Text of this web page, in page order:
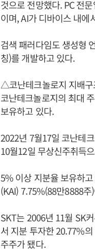
것으로 전망했다. PC 전
이며, AI가 디바이스 내에
검색 패러다임도 생성형
칭)를 개발하고 있다.
△코난테크놀로지 지배구
코난테크놀로지의 최대
보유하고 있다.
2022년 7월17일 코난테
10월12일 무상신주취득
5% 이상 지분율 보유하
(KAI) 7.75%(88만8888주
SKT는 2006년 11월 SK
서 지분 투자한 20.77%
주주가 됐다.